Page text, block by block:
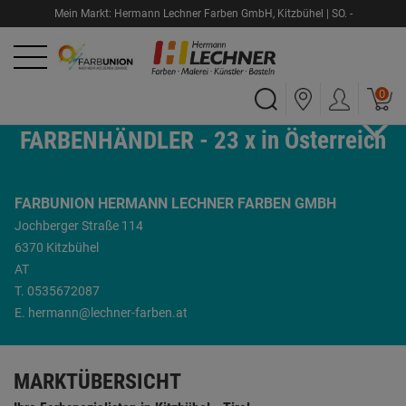
Mein Markt: Hermann Lechner Farben GmbH, Kitzbühel | SO. -
0
FARBUNION - STARKE
FARBENHÄNDLER - 23 x in Österreich
FARBUNION HERMANN LECHNER FARBEN GMBH
Jochberger Straße 114
6370 Kitzbühel
AT
T. 0535672087
E. hermann@lechner-farben.at
MARKTÜBERSICHT